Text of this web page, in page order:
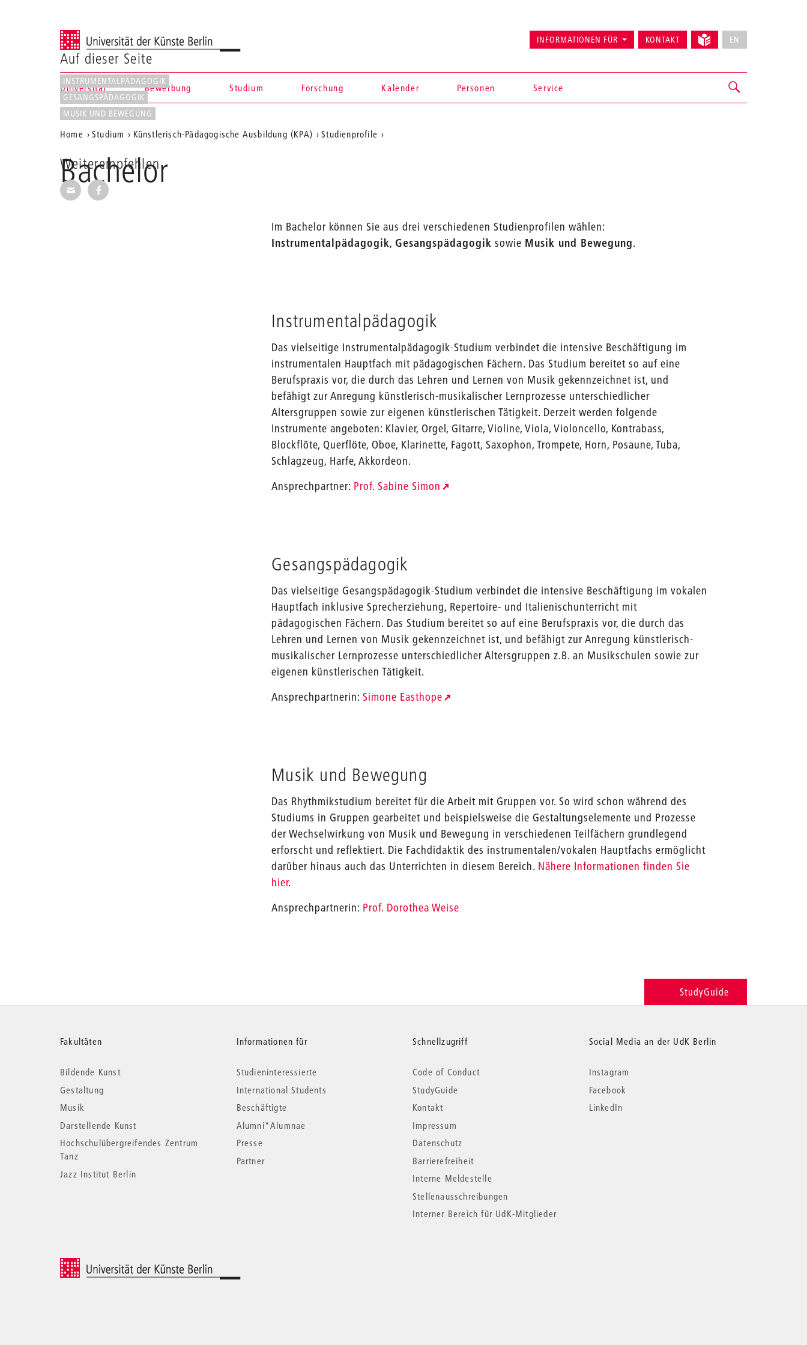
Universität der Künste Berlin
Navigation &
Suche
Universität Bewerbung Studium Forschung Kalender Personen Service
INFORMATIONEN FÜR KONTAKT EN
Aktuelle
Position
auf
der
Home Studium Künstlerisch-Pädagogische Ausbildung (KPA) Studienprofile
Bachelor
Auf dieser Seite
INSTRUMENTALPÄDAGOGIK
GESANGSPÄDAGOGIK
MUSIK UND BEWEGUNG
Weiterempfehlen
Seite per E-Mail weiterempfehlen
Seite auf Facebook weiterempfehlen
Im Bachelor können Sie aus drei verschiedenen Studienprofilen wählen:
Instrumentalpädagogik,Gesangspädagogik sowie Musik und Bewegung.
Instrumentalpädagogik
Das vielseitige Instrumentalpädagogik-Studium verbindet die intensive Beschäftigung im
instrumentalen Hauptfach mit pädagogischen Fächern. Das Studium bereitet so auf eine
Berufspraxis vor, die durch das Lehren und Lernen von Musik gekennzeichnet ist, und
befähigt zur Anregung künstlerisch-musikalischer Lernprozesse unterschiedlicher
Altersgruppen sowie zur eigenen künstlerischen Tätigkeit. Derzeit werden folgende
Instrumente angeboten: Klavier, Orgel, Gitarre, Violine, Viola, Violoncello, Kontrabass,
Blockflöte, Querflöte, Oboe, Klarinette, Fagott, Saxophon, Trompete, Horn, Posaune, Tuba,
Schlagzeug, Harfe, Akkordeon.
Ansprechpartner: Prof. Sabine Simon
Gesangspädagogik
Das vielseitige Gesangspädagogik-Studium verbindet die intensive Beschäftigung im vokalen
Hauptfach inklusive Sprecherziehung, Repertoire- und Italienischunterricht mit
pädagogischen Fächern. Das Studium bereitet so auf eine Berufspraxis vor, die durch das
Lehren und Lernen von Musik gekennzeichnet ist, und befähigt zur Anregung künstlerisch-
musikalischer Lernprozesse unterschiedlicher Altersgruppen z.B. an Musikschulen sowie zur
eigenen künstlerischen Tätigkeit.
Ansprechpartnerin:Simone Easthope
Musik und Bewegung
Das Rhythmikstudium bereitet für die Arbeit mit Gruppen vor. So wird schon während des
Studiums in Gruppen gearbeitet und beispielsweise die Gestaltungselemente und Prozesse
der Wechselwirkung von Musik und Bewegung in verschiedenen Teilfächern grundlegend
erforscht und reflektiert. Die Fachdidaktik des instrumentalen/vokalen Hauptfachs ermöglicht
darüber hinaus auch das Unterrichten in diesem Bereich. Nähere Informationen finden Sie
hier.
Ansprechpartnerin: Prof. Dorothea Weise
StudyGuide
Weitere
Informationen
Fakultäten
Bildende Kunst
Gestaltung
Musik
Darstellende Kunst
Hochschulübergreifendes Zentrum
Tanz
Jazz Institut Berlin
Informationen für
Studieninteressierte
International Students
Beschäftigte
Alumni*Alumnae
Presse
Partner
Schnellzugriff
Code of Conduct
StudyGuide
Kontakt
Impressum
Datenschutz
Barrierefreiheit
Interne Meldestelle
Stellenausschreibungen
Interner Bereich für UdK-Mitglieder
Social Media an der UdK Berlin
Instagram
Facebook
LinkedIn
© 2026 Universität der Künste Berlin